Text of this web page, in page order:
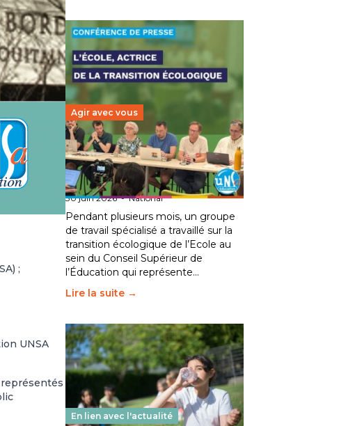
;
UNSA
Agir avec vous
Transition écologique de
l’éducation : l’UNSA Éducation
fait bouger les lignes
30 juin 2026-National
Pendant plusieurs mois, un groupe
de travail spécialisé a travaillé sur la
transition écologique de l’Ecole au
sein du Conseil Supérieur de
l’Éducation qui représente…
Lire la suite →
En lien avec l'actualité